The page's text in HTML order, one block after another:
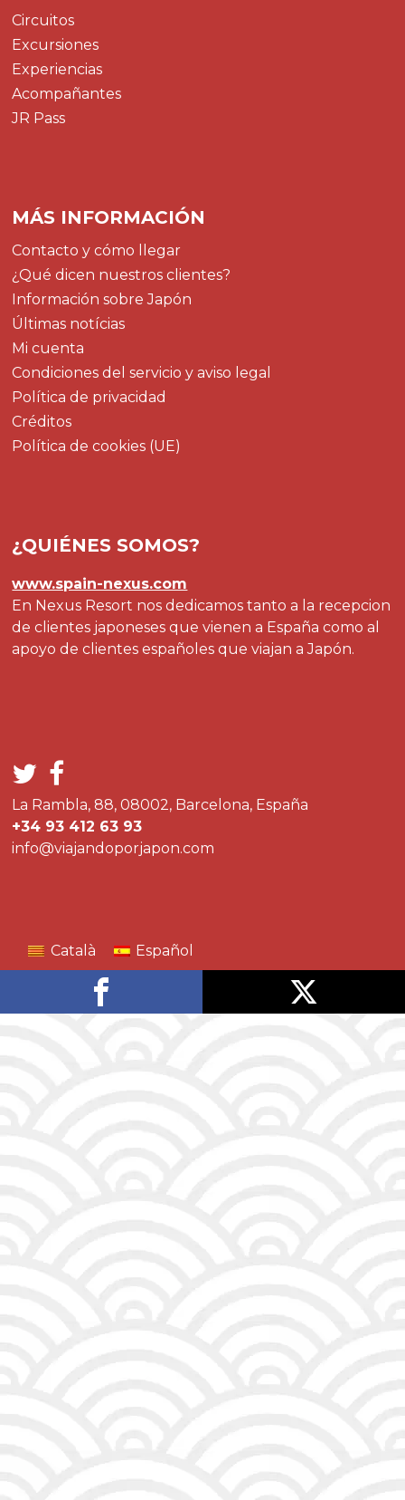
Circuitos
Excursiones
Experiencias
Acompañantes
JR Pass
MÁS INFORMACIÓN
Contacto y cómo llegar
¿Qué dicen nuestros clientes?
Información sobre Japón
Últimas notícias
Mi cuenta
Condiciones del servicio y aviso legal
Política de privacidad
Créditos
Política de cookies (UE)
¿QUIÉNES SOMOS?
www.spain-nexus.com
En Nexus Resort nos dedicamos tanto a la recepcion
de clientes japoneses que vienen a España como al
apoyo de clientes españoles que viajan a Japón.
La Rambla, 88, 08002, Barcelona, España
+34 93 412 63 93
info@viajandoporjapon.com
Català Español